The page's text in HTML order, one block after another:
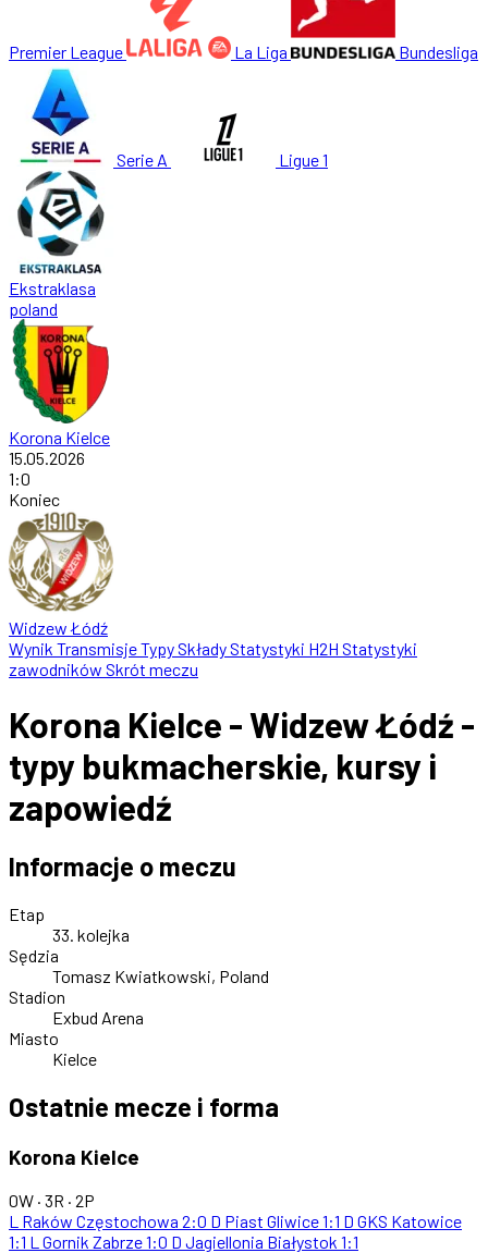
Premier League La Liga Bundesliga
Serie A Ligue 1
Ekstraklasa
poland
Korona Kielce
15.05.2026
1:0
Koniec
Widzew Łódź
Wynik TransmisjeTypySkładyStatystyki H2H Statystyki
zawodników Skrót meczu
Korona Kielce - Widzew Łódź -
typy bukmacherskie, kursy i
zapowiedź
Informacje o meczu
Etap
33. kolejka
Sędzia
Tomasz Kwiatkowski, Poland
Stadion
Exbud Arena
Miasto
Kielce
Ostatnie mecze i forma
Korona Kielce
0W · 3R · 2P
L Raków Częstochowa 2:0 D Piast Gliwice1:1 D GKS Katowice
1:1 L Gornik Zabrze1:0 D Jagiellonia Białystok 1:1